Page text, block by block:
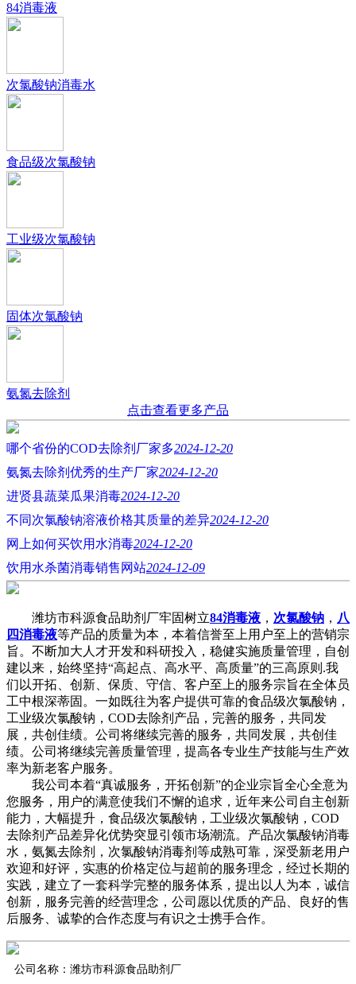
84消毒液
次氯酸钠消毒水
食品级次氯酸钠
工业级次氯酸钠
固体次氯酸钠
氨氮去除剂
点击查看更多产品
哪个省份的COD去除剂厂家多2024-12-20
氨氮去除剂优秀的生产厂家2024-12-20
进贤县蔬菜瓜果消毒2024-12-20
不同次氯酸钠溶液价格其质量的差异2024-12-20
网上如何买饮用水消毒2024-12-20
饮用水杀菌消毒销售网站2024-12-09
潍坊市科源食品助剂厂牢固树立84消毒液 ， 次氯酸钠 ， 八
四消毒液等产品的质量为本，本着信誉至上用户至上的营销宗
旨。不断加大人才开发和科研投入，稳健实施质量管理，自创
建以来，始终坚持“高起点、高水平、高质量”的三高原则.我
们以开拓、创新、保质、守信、客户至上的服务宗旨在全体员
工中根深蒂固。一如既往为客户提供可靠的食品级次氯酸钠，
工业级次氯酸钠，COD去除剂产品，完善的服务，共同发
展，共创佳绩。公司将继续完善的服务，共同发展，共创佳
绩。公司将继续完善质量管理，提高各专业生产技能与生产效
率为新老客户服务。
我公司本着“真诚服务，开拓创新”的企业宗旨全心全意为
您服务，用户的满意使我们不懈的追求，近年来公司自主创新
能力，大幅提升，食品级次氯酸钠，工业级次氯酸钠，COD
去除剂产品差异化优势突显引领市场潮流。产品次氯酸钠消毒
水，氨氮去除剂，次氯酸钠消毒剂等成熟可靠，深受新老用户
欢迎和好评，实惠的价格定位与超前的服务理念，经过长期的
实践，建立了一套科学完整的服务体系，提出以人为本，诚信
创新，服务完善的经营理念，公司愿以优质的产品、良好的售
后服务、诚挚的合作态度与有识之士携手合作。
公司名称：潍坊市科源食品助剂厂